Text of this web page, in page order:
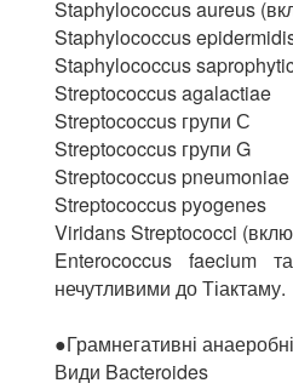
Staphylococcus aureus
Staphylococcus
Staphylococcus
Streptococcus agalactiae
Streptococcus групи С
Streptococcus групи G
Streptococcus pneumoniae
Streptococcus pyogenes
Viridans Streptococci
Enterococcus faecium
нечутливими до Тіактаму.
●Грамнегативні анаеробні
Види Bacteroides